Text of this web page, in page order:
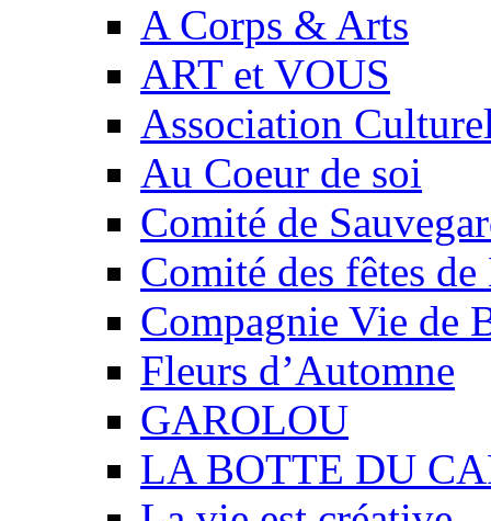
A Corps & Arts
ART et VOUS
Association
Au Coeur de soi
Comité de
Comité des fêtes
Compagnie Vie de
Fleurs d’Automne
GAROLOU
LA BOTTE DU